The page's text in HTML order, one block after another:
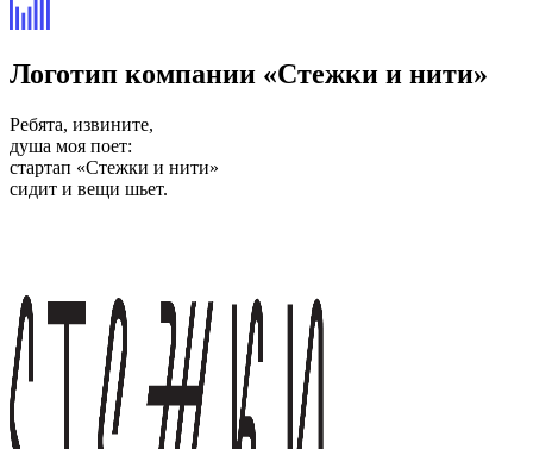
Логотип компании «Стежки и нити»
Ребята, извините,
душа моя поет:
стартап «Стежки и нити»
сидит и вещи шьет.